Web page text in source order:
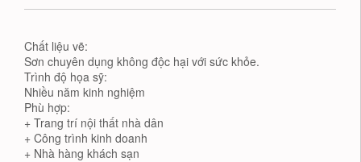
Chất liệu vẽ:
Sơn chuyên dụng không độc hại với sức khỏe.
Trình độ họa sỹ:
Nhiều năm kinh nghiệm
Phù hợp:
+ Trang trí nội thất nhà dân
+ Công trình kinh doanh
+ Nhà hàng khách sạn